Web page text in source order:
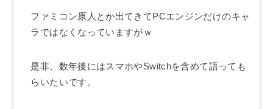
ファミコン原人とか出てきてPCエンジンだけのキャ
ラではなくなっていますがｗ
是非、数年後にはスマホやSwitchを含めて語っても
らいたいです。